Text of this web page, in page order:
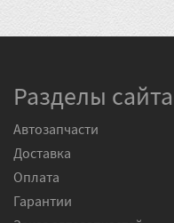
Разделы сайта
Автозапчасти
Доставка
Оплата
Гарантии